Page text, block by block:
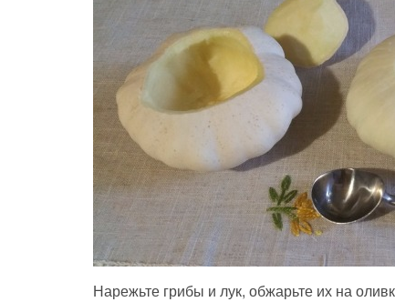
Нарежьте грибы и лук, обжарьте их на